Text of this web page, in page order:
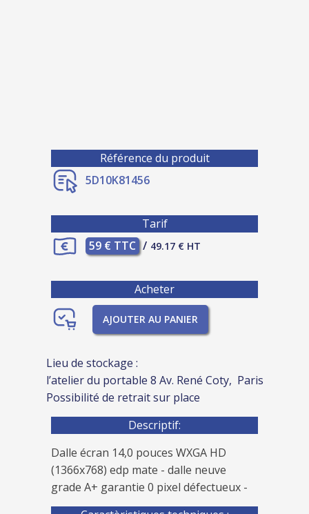
Référence du produit
5D10K81456
Tarif
59 € TTC / 49.17 € HT
Acheter
AJOUTER AU PANIER
Lieu de stockage :
l’atelier du portable 8 Av. René Coty, Paris
Possibilité de retrait sur place
Descriptif:
Dalle écran 14,0 pouces WXGA HD
(1366x768) edp mate - dalle neuve
grade A+ garantie 0 pixel défectueux -